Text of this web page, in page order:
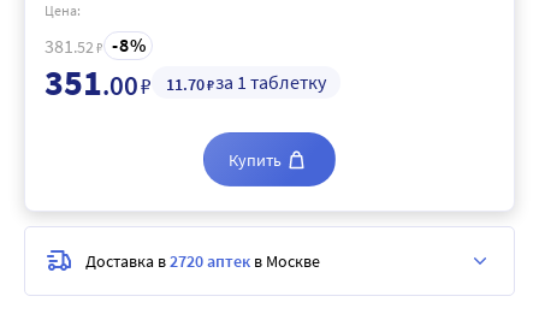
Цена:
381 .52 ₽ 8
351.00₽ 11.70₽за 1 таблетку
Купить
Доставка в2720 аптек в Москве